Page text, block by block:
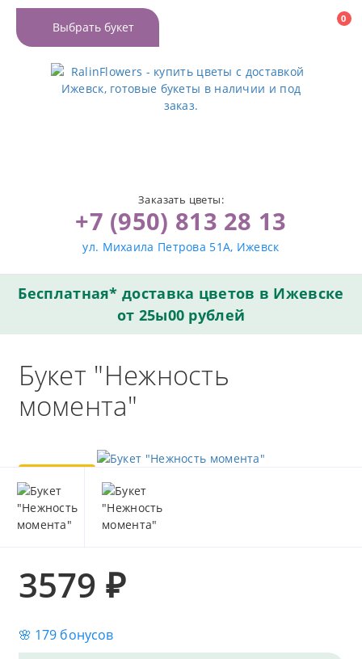
Выбрать букет
0
Заказать цветы:
+7 (950) 813 28 13
ул. Михаила Петрова 51А, Ижевск
Бесплатная* доставка цветов в Ижевске
от 25ы00 рублей
Букет "Нежность
момента"
Хит
3579 ₽
🌸 179 бонусов